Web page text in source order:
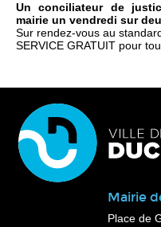
Un conciliateur de
mairie un vendredi sur
Sur rendez-vous au
SERVICE GRATUIT pour
Mairie
Place de